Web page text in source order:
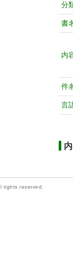
分
書
内
件
言
rights reserved.